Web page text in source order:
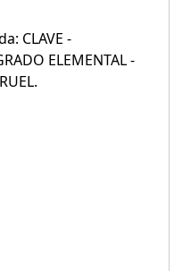
CLAVE -
ELEMENTAL -